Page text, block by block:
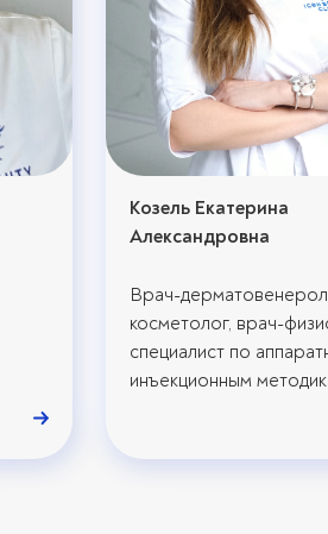
Козель Екатерина
Александровна
Врач-
косметолог, врач-
специалист по
инъекционным